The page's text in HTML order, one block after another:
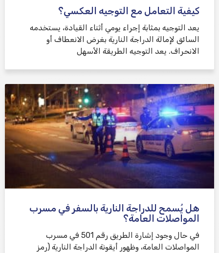
كيفية التعامل مع التوجيه العكسي؟
يعد التوجيه بمثابة إجراء يومي أثناء القيادة، يستخدمه
السائق لإمالة الدراجة النارية بغرض الانعطاف أو
الانحراف. يعد التوجيه الطريقة الأسهل
هل يُسمح للدراجة النارية بالسفر في مسرب
المواصلات العامة؟
في حال وجود إشارة الطريق رقم 501 في مسرب
المواصلات العامة، وظهور أيقونة الدراجة النارية (رمز